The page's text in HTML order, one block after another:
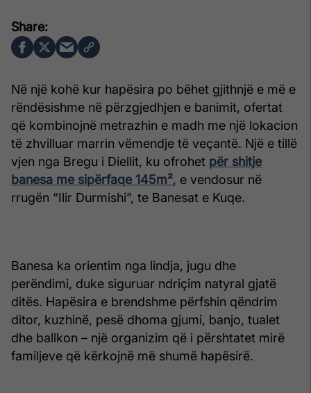
Në një kohë kur hapësira po bëhet gjithnjë e më e
rëndësishme në përzgjedhjen e banimit, ofertat
që kombinojnë metrazhin e madh me një lokacion
të zhvilluar marrin vëmendje të veçantë. Një e tillë
vjen nga Bregu i Diellit, ku ofrohet për shitje
banesa me sipërfaqe 145m², e vendosur në
rrugën “Ilir Durmishi”, te Banesat e Kuqe.
Banesa ka orientim nga lindja, jugu dhe
perëndimi, duke siguruar ndriçim natyral gjatë
ditës. Hapësira e brendshme përfshin qëndrim
ditor, kuzhinë, pesë dhoma gjumi, banjo, tualet
dhe ballkon – një organizim që i përshtatet mirë
familjeve që kërkojnë më shumë hapësirë.